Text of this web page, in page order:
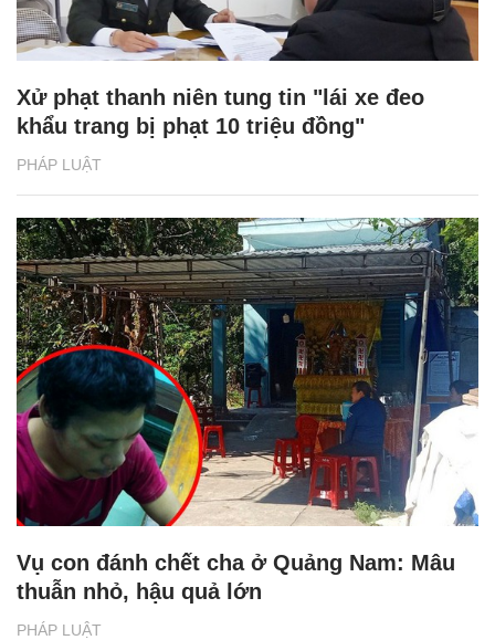
PHÁP LUẬT
Xử phạt thanh niên tung tin "lái xe đeo
khẩu trang bị phạt 10 triệu đồng"
PHÁP LUẬT
Vụ con đánh chết cha ở Quảng Nam: Mâu
thuẫn nhỏ, hậu quả lớn